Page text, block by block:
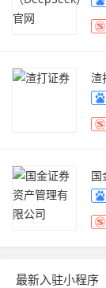
渣
国
最新入驻小程序